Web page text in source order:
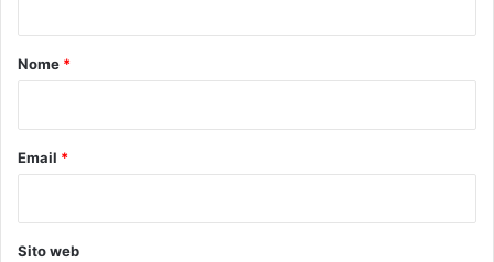
o
Nome *
Email *
Sito web